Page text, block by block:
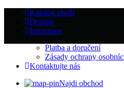
Katalog zboží
Domov
Informace
Platba a doručení
Zásady ochrany
Kontaktujte nás
Najdi obchod